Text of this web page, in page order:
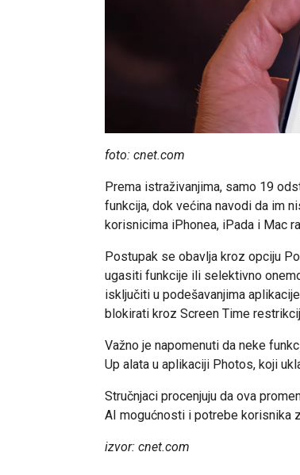
foto: cnet.com
Prema istraživanjima, samo 19
funkcija, dok većina navodi da im
korisnicima iPhonea, iPada i Mac
Postupak se obavlja kroz opciju
ugasiti funkcije ili selektivno
isključiti u podešavanjima
blokirati kroz Screen Time
Važno je napomenuti da neke
Up alata u aplikaciji Photos, koji
Stručnjaci procenjuju da ova
AI mogućnosti i potrebe korisnika
izvor: cnet.com